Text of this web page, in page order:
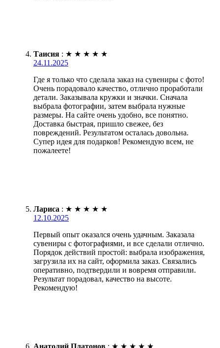
Таисия : ★ ★ ★ ★ ★
24.11.2025
Где я только что сделала заказ на сувениры с фото!
Очень порадовало качество, отлично проработали
детали. Заказывала кружки и значки. Сначала
выбрала фотографии, затем выбрала нужные
размеры. На сайте очень удобно, все понятно.
Доставка быстрая, пришло свежее, без
повреждений. Результатом осталась довольна.
Супер идея для подарков! Рекомендую всем, не
пожалеете!
Лариса : ★ ★ ★ ★ ★
12.10.2025
Первый опыт оказался очень удачным. Заказала
сувениры с фотографиями, и все сделали отлично.
Порядок действий простой: выбрала изображения,
загрузила их на сайт, оформила заказ. Связались
оперативно, подтвердили и вовремя отправили.
Результат порадовал, качество на высоте.
Рекомендую!
Анатолий Платонов : ★ ★ ★ ★ ★